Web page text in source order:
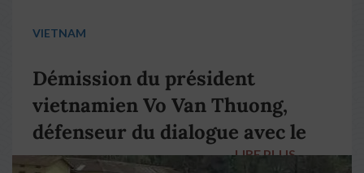
VIETNAM
Démission du président
vietnamien Vo Van Thuong,
défenseur du dialogue avec le
pape François
LIRE PLUS →